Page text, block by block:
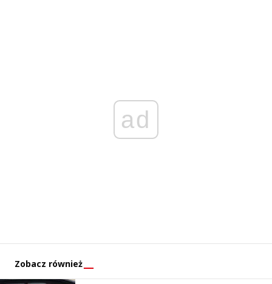
ad
Zobacz również